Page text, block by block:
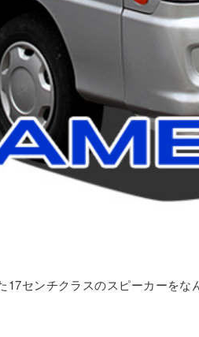
センチクラスのスピーカーを